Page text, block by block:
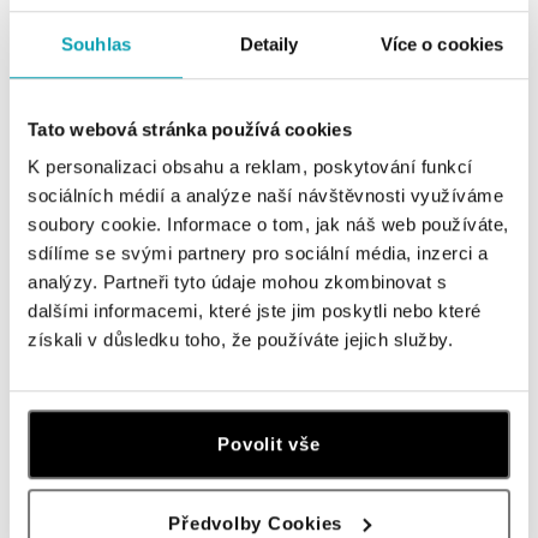
Souhlas Detaily Více o cookies
Tato webová stránka používá cookies
K personalizaci obsahu a reklam, poskytování funkcí
sociálních médií a analýze naší návštěvnosti využíváme
soubory cookie. Informace o tom, jak náš web používáte,
sdílíme se svými partnery pro sociální média, inzerci a
analýzy. Partneři tyto údaje mohou zkombinovat s
dalšími informacemi, které jste jim poskytli nebo které
získali v důsledku toho, že používáte jejich služby.
Povolit vše
Předvolby Cookies
Všechny Česko Slovensko
tel.: +420736509250
dnes otevřeno od 09:00
ALOve OC Olympia, Brno
U Dálnice 777, 664 42 Brno
tel.: +420604389337
dnes otevřeno od 09:00
Chlumecká 765/6, 198 19 Praha 9
tel.: +420735703904
dnes otevřeno od 09:00